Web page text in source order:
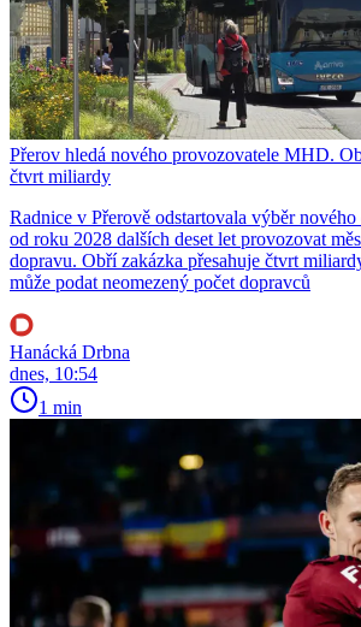
Přerov hledá nového provozovatele MHD.
čtvrt miliardy
Radnice v Přerově odstartovala výběr
od roku 2028 dalších deset let provozovat
dopravu. Obří zakázka přesahuje čtvrt
může podat neomezený počet dopravců
Hanácká Drbna
dnes, 10:54
1 min